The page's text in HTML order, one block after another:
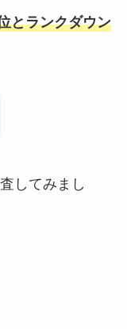
とランクダウン
してみまし